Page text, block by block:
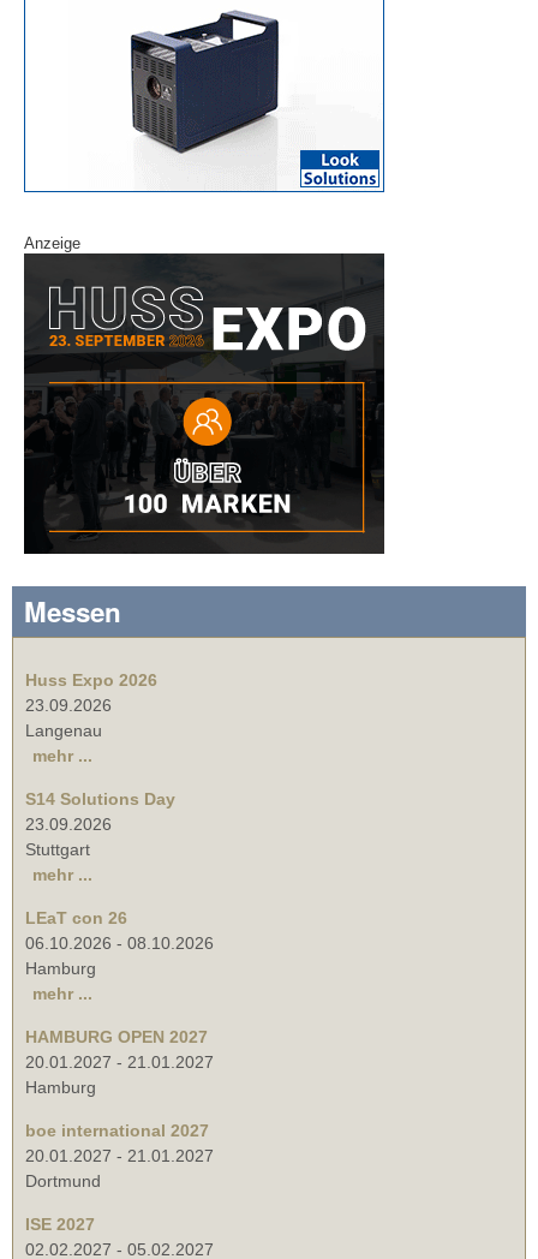
Anzeige
Messen
Huss Expo 2026
23.09.2026
Langenau
mehr ...
S14 Solutions Day
23.09.2026
Stuttgart
mehr ...
LEaT con 26
06.10.2026 - 08.10.2026
Hamburg
mehr ...
HAMBURG OPEN 2027
20.01.2027 - 21.01.2027
Hamburg
boe international 2027
20.01.2027 - 21.01.2027
Dortmund
ISE 2027
02.02.2027 - 05.02.2027